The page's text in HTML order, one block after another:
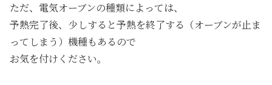
ただ、電気オーブンの種類によっては、
予熱完了後、少しすると予熱を終了する（オーブンが止ま
ってしまう）機種もあるので
お気を付けください。